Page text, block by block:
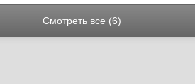
Смотреть все (6)